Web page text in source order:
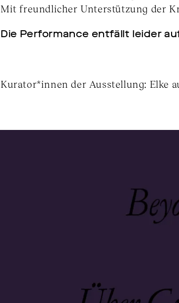
Mit freundlicher Unterstützung der
Die Performance entfällt leider
Kurator*innen der Ausstellung: Elke